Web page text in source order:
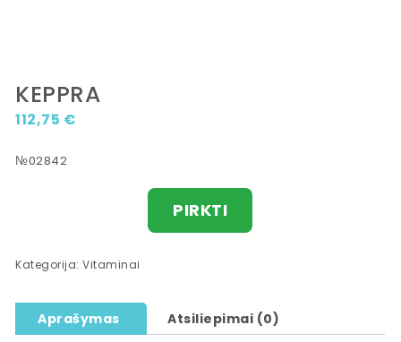
KEPPRA
112,75 €
№02842
PIRKTI
Kategorija:Vitaminai
Aprašymas Atsiliepimai (0)